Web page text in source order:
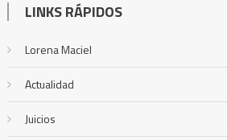
LINKS RÁPIDOS
Lorena Maciel
Actualidad
Juicios